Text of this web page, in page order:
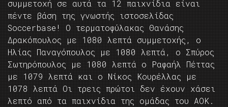
συμμετοχή σε αυτά τα 12 παιχνίδια είναι
πέντε βάση της γνωστής ιστοσελίδας
Soccerbase! Ο τερματοφύλακας Θανάσης
Δρακόπουλος με 1080 λεπτά συμμετοχής, ο
Ηλίας Παναγόπουλος με 1080 λεπτά, ο Σπύρος
Σωτηρόπουλος με 1080 λεπτά ο Ραφαήλ Πέττας
με 1079 λεπτά και ο Νίκος Κουρέλλας με
1078 λεπτά Οι τρεις πρώτοι δεν έχουν χάσει
λεπτό από τα παιχνίδια της ομάδας του ΑΟΚ.